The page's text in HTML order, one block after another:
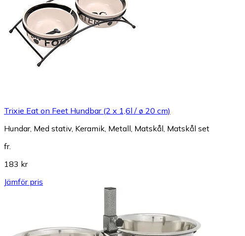
Trixie Eat on Feet Hundbar (2 x 1,6l / ø 20 cm)
Hundar, Med stativ, Keramik, Metall, Matskål, Matskål set
fr.
183 kr
Jämför pris